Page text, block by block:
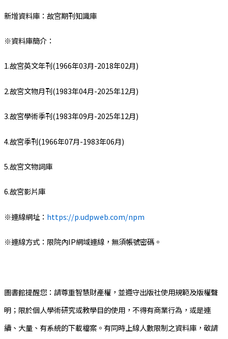
新增資料庫：故宮期刊知識庫
※資料庫簡介：
1.故宮英文年刊(1966年03月-2018年02月)
2.故宮文物月刊(1983年04月-2025年12月)
3.故宮學術季刊(1983年09月-2025年12月)
4.故宮季刊(1966年07月-1983年06月)
5.故宮文物詞庫
6.故宮影片庫
※連線網址： https://p.udpweb.com/npm
※連線方式：限院內IP網域連線，無須帳號密碼。
圖書館提醒您：請尊重智慧財產權，並遵守出版社使用規範及版權聲
明；限於個人學術研究或教學目的使用，不得有商業行為，或是連
續、大量、有系統的下載檔案。有同時上線人數限制之資料庫，敬請